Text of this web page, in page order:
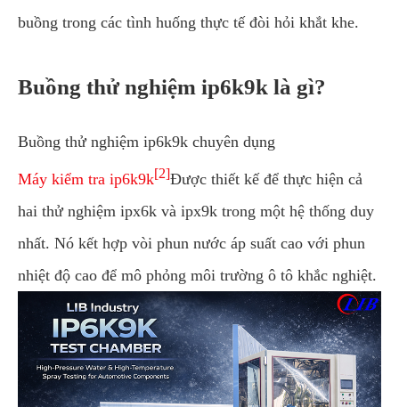
buồng trong các tình huống thực tế đòi hỏi khắt khe.
Buồng thử nghiệm ip6k9k là gì?
Buồng thử nghiệm ip6k9k chuyên dụng
Máy kiểm tra ip6k9k[2]Được thiết kế để thực hiện cả
hai thử nghiệm ipx6k và ipx9k trong một hệ thống duy
nhất. Nó kết hợp vòi phun nước áp suất cao với phun
nhiệt độ cao để mô phỏng môi trường ô tô khắc nghiệt.